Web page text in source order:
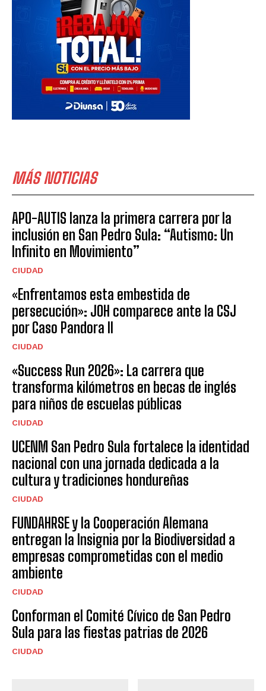
MÁS NOTICIAS
APO-AUTIS lanza la primera carrera por la
inclusión en San Pedro Sula: “Autismo: Un
Infinito en Movimiento”
CIUDAD
«Enfrentamos esta embestida de
persecución»: JOH comparece ante la CSJ
por Caso Pandora II
CIUDAD
«Success Run 2026»: La carrera que
transforma kilómetros en becas de inglés
para niños de escuelas públicas
CIUDAD
UCENM San Pedro Sula fortalece la identidad
nacional con una jornada dedicada a la
cultura y tradiciones hondureñas
CIUDAD
FUNDAHRSE y la Cooperación Alemana
entregan la Insignia por la Biodiversidad a
empresas comprometidas con el medio
ambiente
CIUDAD
Conforman el Comité Cívico de San Pedro
Sula para las fiestas patrias de 2026
CIUDAD